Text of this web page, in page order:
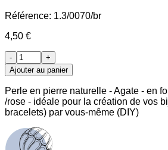
Référence: 1.3/0070/br
4,50 €
-
+
Ajouter au panier
Perle en pierre naturelle - Agate - en
/rose - idéale pour la création de vos
bracelets) par vous-même (DIY)